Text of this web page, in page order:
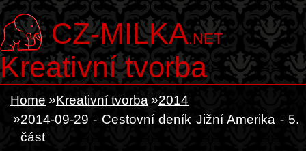
CZ-MILKA.NET
Kreativní tvorba
Home Kreativní tvorba
2014
2014-09-29 - Cestovní deník Jižní Amerika - 5.
část